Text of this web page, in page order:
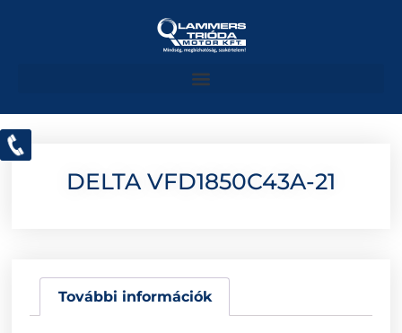
DELTA VFD1850C43A-21
További információk